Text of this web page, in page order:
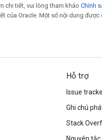
chi tiết, vui lòng tham khảo Chính
của Oracle. Một số nội dung
Hỗ trợ
Issue
Ghi chú
Stack